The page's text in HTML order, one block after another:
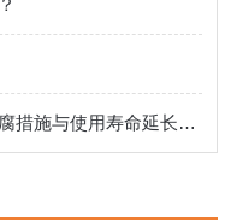
天沟融雪系统的防漏电设计、防腐措施与使用寿命延长策略